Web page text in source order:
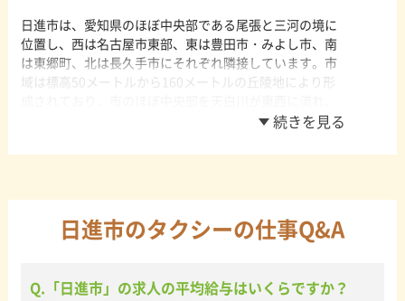
ですが、大きく稼ぎたい場合は完全に歩合で給料が決ま
る会社を選ぶことをおすすめします。また、基本給を採
用している場合でも、基本給と歩合給のどちらに比重が
置かれているかは会社によって異なる点にも注意が必要
いたい場合は、歩合給の割合が大きい会社を選ぶように
合は事故保証があるかどうかを確認しましょう。修理代
金や保険料が従業員持ちという会社は可能な限り避ける
に就職する場合、住宅関連の福利厚生にも注目して選ぶ
日進市は、愛知県のほぼ中央部である尾張と三河の境に
位置し、西は名古屋市東部、東は豊田市・みよし市、南
は東郷町、北は長久手市にそれぞれ隣接しています。市
域は標高50メートルから160メートルの丘陵地により形
その流域の平地には農耕地が広がっています。気候は太
ろしと呼ばれる東西の風が冷たく底冷えのする日が多い
する名鉄豊田線が走り、名古屋市まで約35分豊田市まで
約30分で移動できるアクセスの良さから名古屋市・豊田
市のベッドタウンとして都市化が進展し、近年は人口増
学生が多く集まる学園都市としての側面も持っていま
日進市のタクシーの仕事Q&A
Q.「日進市」の求人の平均給与はいくらですか？